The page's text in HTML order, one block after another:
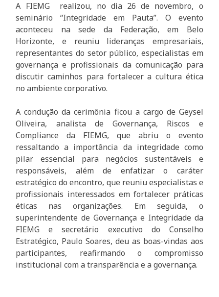
A FIEMG realizou, no dia 26 de novembro, o
seminário “Integridade em Pauta”. O evento
aconteceu na sede da Federação, em Belo
Horizonte, e reuniu lideranças empresariais,
representantes do setor público, especialistas em
governança e profissionais da comunicação para
discutir caminhos para fortalecer a cultura ética
no ambiente corporativo.
A condução da cerimônia ficou a cargo de Geysel
Oliveira, analista de Governança, Riscos e
Compliance da FIEMG, que abriu o evento
ressaltando a importância da integridade como
pilar essencial para negócios sustentáveis e
responsáveis, além de enfatizar o caráter
estratégico do encontro, que reuniu especialistas e
profissionais interessados em fortalecer práticas
éticas nas organizações. Em seguida, o
superintendente de Governança e Integridade da
FIEMG e secretário executivo do Conselho
Estratégico, Paulo Soares, deu as boas-vindas aos
participantes, reafirmando o compromisso
institucional com a transparência e a governança.